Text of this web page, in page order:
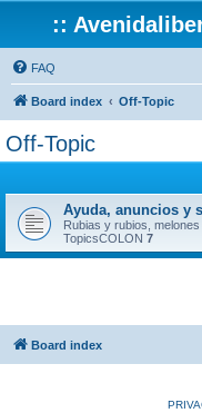
::
FAQ
Board index Off-Topic
Off-Topic
Ayuda, anuncios y
Rubias y rubios,
TopicsCOLON 7
Board index